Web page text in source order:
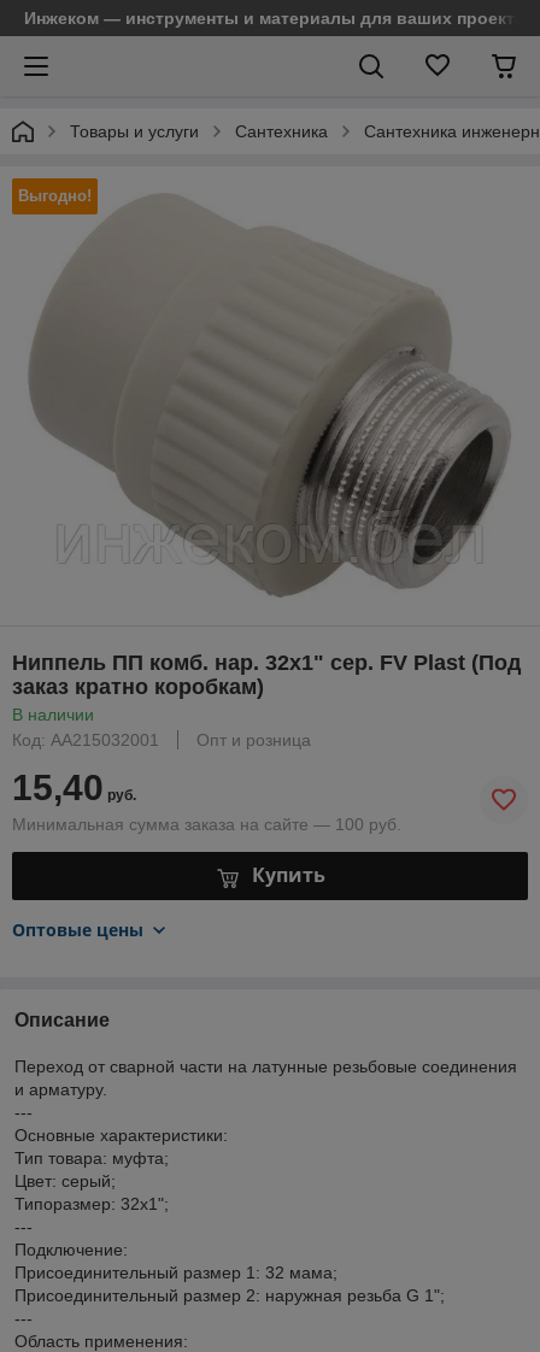
Инжеком — инструменты и материалы для ваших проектов
Товары и услуги Сантехника Сантехника
Выгодно!
Ниппель ПП комб. нар. 32x1" сер. FV Plast (Под
заказ кратно коробкам)
В наличии
Код: AA215032001
Опт и розница
15,40 руб.
Минимальная сумма заказа на сайте — 100 руб.
Купить
Оптовые цены
Описание
Переход от сварной части на латунные резьбовые соединения
и арматуру.
---
Основные характеристики:
Тип товара: муфта;
Цвет: серый;
Типоразмер: 32х1";
---
Подключение:
Присоединительный размер 1: 32 мама;
Присоединительный размер 2: наружная резьба G 1";
---
Область применения: